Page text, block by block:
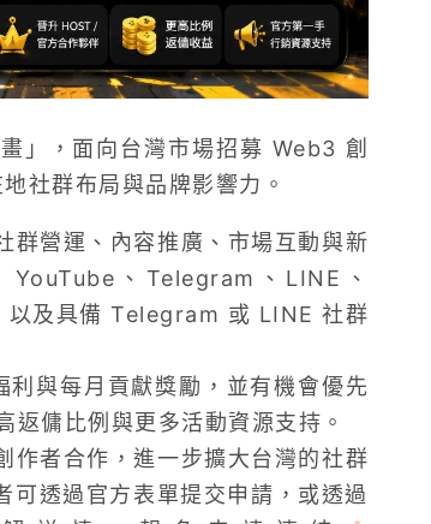
」，面向台灣市場招募 Web3 創
社群布局與品牌影響力。
群營運、內容推廣、市場互動與新
、Telegram、LINE、
及具備 Telegram 或 LINE 社群
與每月貢獻獎勵，並有機會優先
傭比例與更多活動資源支持。
作者合作，進一步擴大台灣的社群
可透過官方表單提交申請，或透過